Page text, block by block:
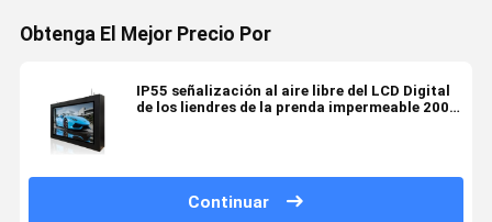
Obtenga El Mejor Precio Por
IP55 señalización al aire libre del LCD Digital
de los liendres de la prenda impermeable 2000,
Continuar